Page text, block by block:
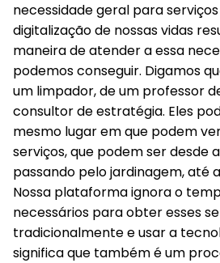
necessidade geral para
digitalização de nossas vidas
maneira de atender a essa
podemos conseguir. Digamos
um limpador, de um professor
consultor de estratégia. Eles
mesmo lugar em que podem
serviços, que podem ser desde
passando pelo jardinagem, até
Nossa plataforma ignora o
necessários para obter esses
tradicionalmente e usar a
significa que também é um